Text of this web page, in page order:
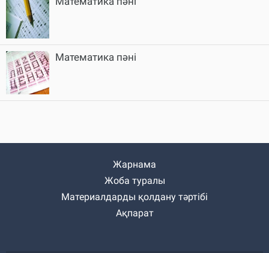
Математика пәні
Жарнама
Жоба туралы
Материалдарды қолдану тәртібі
Ақпарат